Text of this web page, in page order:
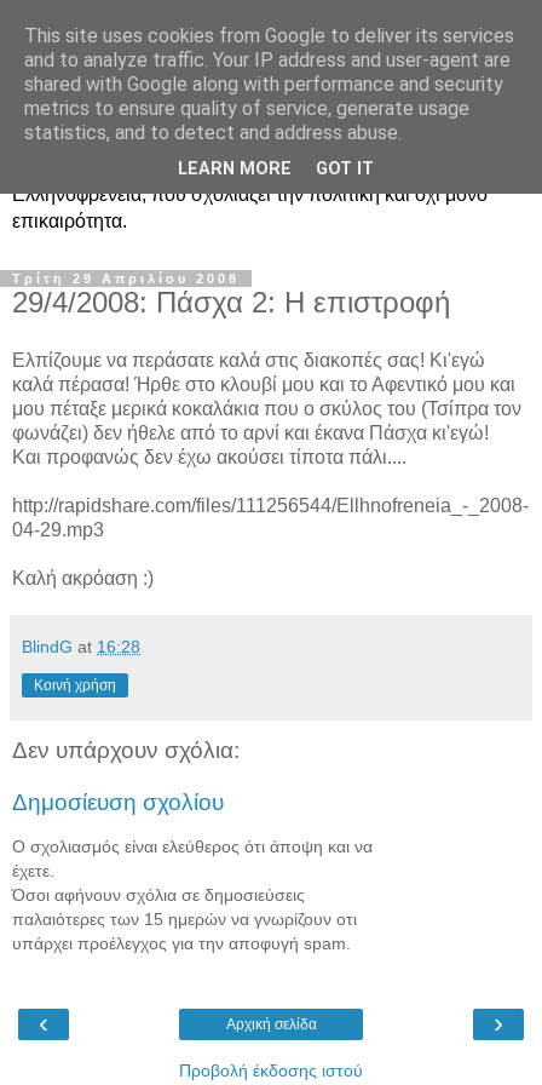
Ραδιοφωνική
Ελληνοφρένεια Unofficial
Η γνωστή ραδιοφωνική εκπομπή κατά κόσμον
Ελληνοφρένεια, που σχολιάζει την πολιτική και όχι μόνο
επικαιρότητα.
Τρίτη 29 Απριλίου 2008
29/4/2008: Πάσχα 2: Η επιστροφή
Ελπίζουμε να περάσατε καλά στις διακοπές σας! Κι'εγώ
καλά πέρασα! Ήρθε στο κλουβί μου και το Αφεντικό μου και
μου πέταξε μερικά κοκαλάκια που ο σκύλος του (Τσίπρα τον
φωνάζει) δεν ήθελε από το αρνί και έκανα Πάσχα κι'εγώ!
Και προφανώς δεν έχω ακούσει τίποτα πάλι....
http://rapidshare.com/files/111256544/Ellhnofreneia_-_2008-
04-29.mp3
Καλή ακρόαση :)
BlindG at 16:28
Κοινή χρήση
Δεν υπάρχουν σχόλια:
Δημοσίευση σχολίου
Ο σχολιασμός είναι ελεύθερος ότι άποψη και να
έχετε.
Όσοι αφήνουν σχόλια σε δημοσιεύσεις
παλαιότερες των 15 ημερών να γνωρίζουν οτι
υπάρχει προέλεγχος για την αποφυγή spam.
‹ ›
Αρχική σελίδα
Προβολή έκδοσης ιστού
This site uses cookies from Google to deliver its services
and to analyze traffic. Your IP address and user-agent are
shared with Google along with performance and security
metrics to ensure quality of service, generate usage
statistics, and to detect and address abuse.
LEARN MORE GOT IT